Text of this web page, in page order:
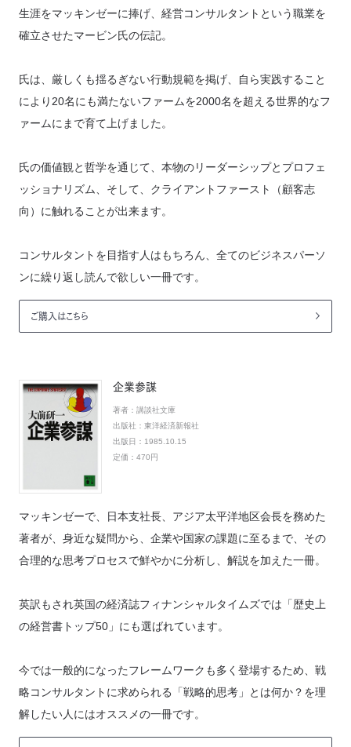
生涯をマッキンゼーに捧げ、経営コンサルタントという職業を
確立させたマービン氏の伝記。
氏は、厳しくも揺るぎない行動規範を掲げ、自ら実践すること
により20名にも満たないファームを2000名を超える世界的なフ
ァームにまで育て上げました。
氏の価値観と哲学を通じて、本物のリーダーシップとプロフェ
ッショナリズム、そして、クライアントファースト（顧客志
向）に触れることが出来ます。
コンサルタントを目指す人はもちろん、全てのビジネスパーソ
ンに繰り返し読んで欲しい一冊です。
ご購入はこちら
企業参謀
著者： 講談社文庫
出版社： 東洋経済新報社
出版日： 1985.10.15
定価： 470円
マッキンゼーで、日本支社長、アジア太平洋地区会長を務めた
著者が、身近な疑問から、企業や国家の課題に至るまで、その
合理的な思考プロセスで鮮やかに分析し、解説を加えた一冊。
英訳もされ英国の経済誌フィナンシャルタイムズでは「歴史上
の経営書トップ50」にも選ばれています。
今では一般的になったフレームワークも多く登場するため、戦
略コンサルタントに求められる「戦略的思考」とは何か？を理
解したい人にはオススメの一冊です。